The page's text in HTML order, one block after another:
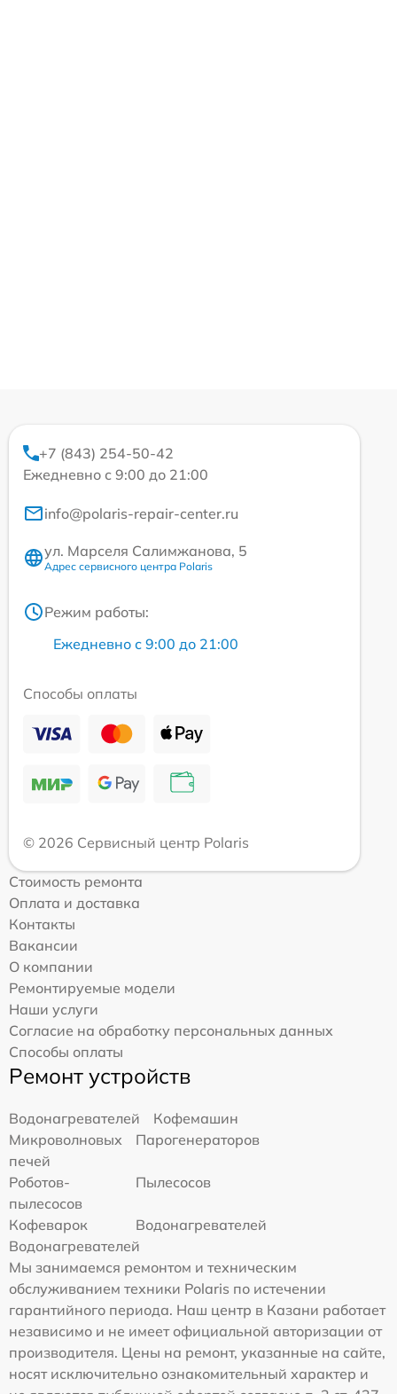
+7 (843) 254-50-42
Ежедневно с 9:00 до 21:00
info@polaris-repair-center.ru
ул. Марселя Салимжанова, 5
Адрес сервисного центра Polaris
Режим работы:
Ежедневно с 9:00 до 21:00
Способы оплаты
© 2026 Сервисный центр Polaris
Стоимость ремонта
Оплата и доставка
Контакты
Вакансии
О компании
Ремонтируемые модели
Наши услуги
Согласие на обработку персональных данных
Способы оплаты
Ремонт устройств
Водонагревателей
Кофемашин
Микроволновых
печей
Парогенераторов
Роботов-
пылесосов
Пылесосов
Кофеварок
Водонагревателей
Водонагревателей
Мы занимаемся ремонтом и техническим
обслуживанием техники Polaris по истечении
гарантийного периода. Наш центр в Казани работает
независимо и не имеет официальной авторизации от
производителя. Цены на ремонт, указанные на сайте,
носят исключительно ознакомительный характер и